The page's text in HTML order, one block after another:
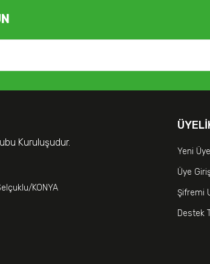
Kuruluşudur.
KONYA
Yeni
Üye
Şifremi
Destek